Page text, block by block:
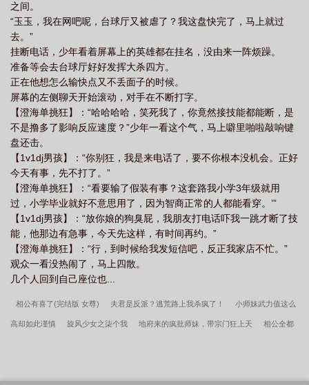
之间。
“玉玉，我在网吧呢，台球厅又被虐了？我这盘快完了，马上就过
去。”
挂断电话，少年看着屏幕上的英雄都在挂名，没由来一阵烦躁。
准备等会去台球厅好好发挥大杀四方。
正在他想怎么输快点又不丢面子的时候。
屏幕的左侧聊天开始滚动，对手在不断打字。
【澄海单挑狂】：“哈哈哈哈，笑死我了，你竟然接技能都能断，是
不是撸多了影响反应速度？”少年一看这个气，马上噼里啪啦敲响键
盘还击。
【1v1dj男孩】：“你别狂，我是来电话了，要不你根本没机会。正好
今天有事，先不打了。”
【澄海单挑狂】：“看要输了假装有事？这套路我小学3年级就用
过，小学毕业就好不意思用了，因为智商正常的人都能看穿。’”
【1v1dj男孩】：“放你娘的狗臭屁，我朋友打电话吓我一跳才断了技
能，他那边有急事，今天先这样，有时间再约。”
【澄海单挑狂】：“行，到时候给我发短信吧，反正我家店不忙。”
观众一看没热闹了，马上四散。
几个人回到自己座位也...
相公有喜了(完结版 女尊) 夫君是反派？逃荒路上我杀疯了！ 小师妹武力值这么
高却如此谨慎 旋风少女之柒个我 地府来的疯批师妹，带宗门狂上天 相公全都